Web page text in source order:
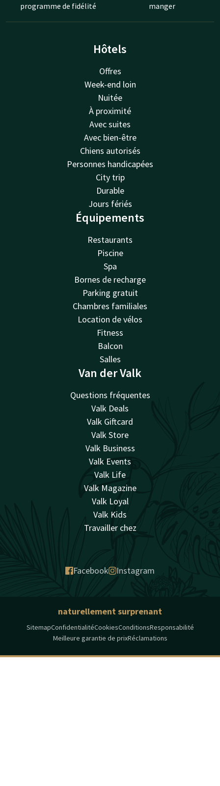
programme de fidélité
manger
Hôtels
Offres
Week-end loin
Nuitée
À proximité
Avec suites
Avec bien-être
Chiens autorisés
Personnes handicapées
City trip
Durable
Jours fériés
Équipements
Restaurants
Piscine
Spa
Bornes de recharge
Parking gratuit
Chambres familiales
Location de vélos
Fitness
Balcon
Salles
Van der Valk
Questions fréquentes
Valk Deals
Valk Giftcard
Valk Store
Valk Business
Valk Events
Valk Life
Valk Magazine
Valk Loyal
Valk Kids
Travailler chez
Facebook Instagram
naturellement surprenant
SitemapConfidentialitéCookiesConditionsResponsabilité
Meilleure garantie de prixRéclamations